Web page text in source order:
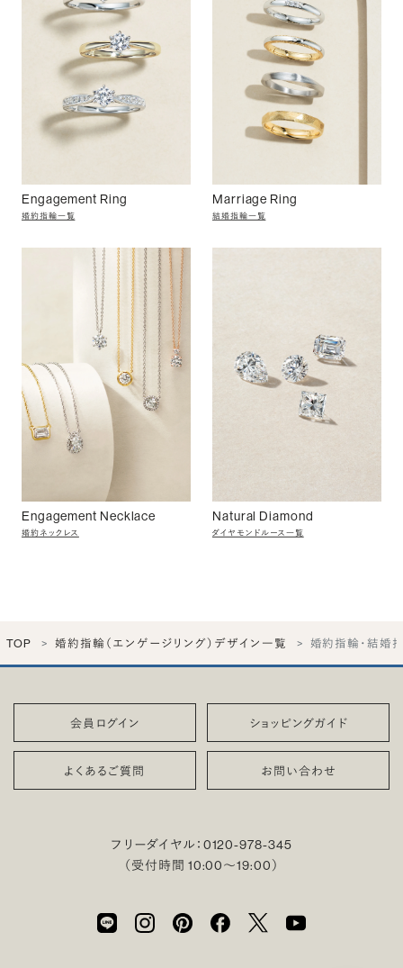
Engagement Ring
婚約指輪一覧
Marriage Ring
結婚指輪一覧
Engagement Necklace
婚約ネックレス
Natural Diamond
ダイヤモンドルース一覧
TOP 婚約指輪（エンゲージリング）デザイン一覧 婚約指輪・結婚
会員ログイン ショッピングガイド
よくあるご質問 お問い合わせ
フリーダイヤル： 0120-978-345
（受付時間 10:00〜19:00）